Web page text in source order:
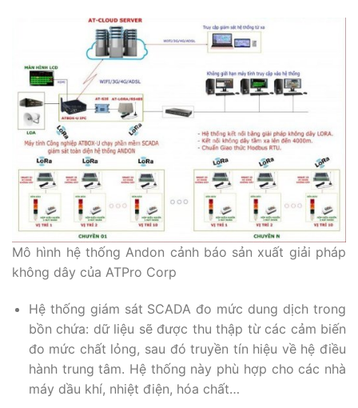
Mô hình hệ thống Andon cảnh báo sản xuất giải pháp
không dây của ATPro Corp
Hệ thống giám sát SCADA đo mức dung dịch trong
bồn chứa: dữ liệu sẽ được thu thập từ các cảm biến
đo mức chất lỏng, sau đó truyền tín hiệu về hệ điều
hành trung tâm. Hệ thống này phù hợp cho các nhà
máy dầu khí, nhiệt điện, hóa chất…